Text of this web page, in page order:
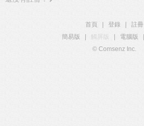
首頁 登錄
註冊
簡易版
觸屏版 電腦版
© Comsenz Inc.